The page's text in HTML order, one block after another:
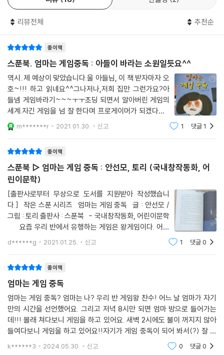
리뷰전체 추천순
종이책
스푼북. 엄마는 게임중독 : 아들이 바라는 소원일듯요^^
역시..제 예상이 맞았습니다.울 아들님, 이 책 받자마자 오
호~!!! 하고 읽네요^^그나저나,저희 집만 그런가요?아
들넴 게임바라기~~~ㅜㅜ초딩 되면서 알아버린 게임의
세계.자긴 게임을 넘 잘 한다며 프로게이머가 되겠다구...
허걱!!!!애야, 게임 관련된 일은 프로게이머 아니어두 참
많단다,게임관련 스토리 짜는 사람, 그림 그리는 사람, 구
m*******r 2021.01.30. 신고 1 댓글1
종이책
스푼북 ▷ 엄마는 게임 중독 : 안선모, 토리 (국내창작동화, 어
린이문학)
[출판사로부터 무상으로 도서를 지원받아 작성했습니
다.] 작은 스푼 시리즈 엄마는 게임 중독 글 : 안선모 /
그림 : 토리 출판사 : 스푼북 - 국내창작동화, 어린이문학
게 하는 거냐면, 자신이 가장 잘하는 것을 내세워 왕이 되
는 것이다. 왕이 되면 종이로 만든 왕관을 쓸 수 있다. 어
d******g 2021.01.25. 신고 1 댓글0
종이책
엄마는 게임 중독
엄마는 게임 중독? 엄마는 나? 우리 반 게임왕 찬수! 어느 날 엄마가 자기
만의 시간을 선언했어요. 그리고 저녁 8시만 되면 엄마 방으로 들어가는
데!!! 몰래 쳐다보니 게임을 하고 있어요. 새벽 2시에도 불이 꺼지지 않아
들여다보니 게임을 하고 있어요!!자기가 게임 중독이 되어 봐서(?) 잘 아
는 찬수는 엄마의 게임 중독 상태가 보통이 아니라고 여깁니다. 어떻게 할
k******3 2024.05.30. 신고 0 댓글0